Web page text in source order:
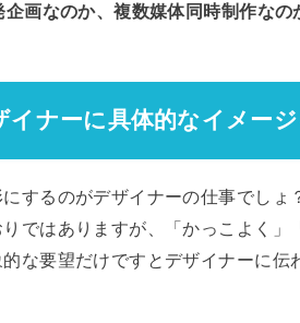
画なのか、複数媒体同時制作なの
イナーに具体的なイメー
するのがデザイナーの仕事でしょ
ではありますが、「かっこよく」
な要望だけですとデザイナーに伝